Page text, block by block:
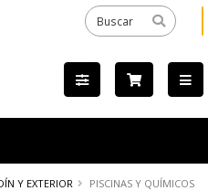
Y EXTERIOR PISCINAS Y QUÍMICOS